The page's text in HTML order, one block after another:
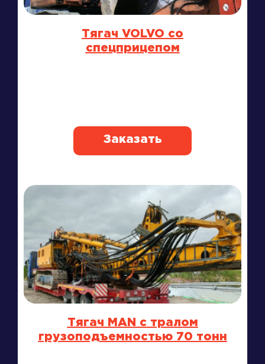
Тягач VOLVO со
спецприцепом
Заказать
Тягач MAN с тралом
грузоподъемностью 70 тонн